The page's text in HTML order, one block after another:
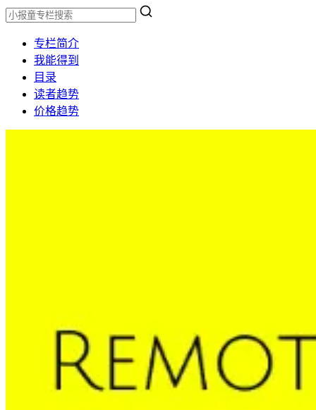
专栏简介
我能得到
目录
读者趋势
价格趋势